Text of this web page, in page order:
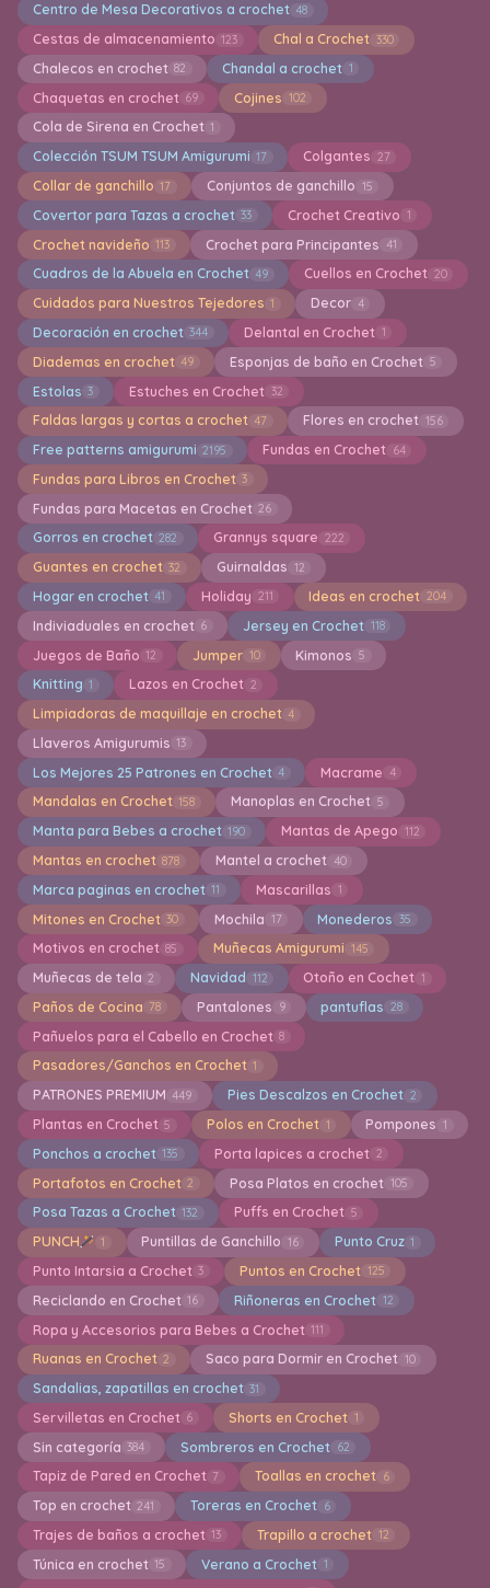
Centro de Mesa Decorativos a crochet 48
Cestas de almacenamiento 123 Chal a Crochet 330
Chalecos en crochet 82 Chandal a crochet 1
Chaquetas en crochet 69 Cojines 102
Cola de Sirena en Crochet 1
Colección TSUM TSUM Amigurumi 17 Colgantes 27
Collar de ganchillo 17 Conjuntos de ganchillo 15
Covertor para Tazas a crochet 33 Crochet Creativo 1
Crochet navideño 113 Crochet para Principantes 41
Cuadros de la Abuela en Crochet 49 Cuellos en Crochet 20
Cuidados para Nuestros Tejedores 1 Decor 4
Decoración en crochet 344 Delantal en Crochet 1
Diademas en crochet 49 Esponjas de baño en Crochet 5
Estolas 3 Estuches en Crochet 32
Faldas largas y cortas a crochet 47 Flores en crochet 156
Free patterns amigurumi 2195 Fundas en Crochet 64
Fundas para Libros en Crochet 3
Fundas para Macetas en Crochet 26
Gorros en crochet 282 Grannys square 222
Guantes en crochet 32 Guirnaldas 12
Hogar en crochet 41 Holiday 211 Ideas en crochet 204
Indiviaduales en crochet 6 Jersey en Crochet 118
Juegos de Baño 12 Jumper 10 Kimonos 5
Knitting 1 Lazos en Crochet 2
Limpiadoras de maquillaje en crochet 4
Llaveros Amigurumis 13
Los Mejores 25 Patrones en Crochet 4 Macrame 4
Mandalas en Crochet 158 Manoplas en Crochet 5
Manta para Bebes a crochet 190 Mantas de Apego 112
Mantas en crochet 878 Mantel a crochet 40
Marca paginas en crochet 11 Mascarillas 1
Mitones en Crochet 30 Mochila 17 Monederos 35
Motivos en crochet 85 Muñecas Amigurumi 145
Muñecas de tela 2 Navidad 112 Otoño en Cochet 1
Paños de Cocina 78 Pantalones 9 pantuflas 28
Pañuelos para el Cabello en Crochet 8
Pasadores/Ganchos en Crochet 1
PATRONES PREMIUM 449 Pies Descalzos en Crochet 2
Plantas en Crochet 5 Polos en Crochet 1 Pompones 1
Ponchos a crochet 135 Porta lapices a crochet 2
Portafotos en Crochet 2 Posa Platos en crochet 105
Posa Tazas a Crochet 132 Puffs en Crochet 5
PUNCH 1 Puntillas de Ganchillo 16 Punto Cruz 1
Punto Intarsia a Crochet 3 Puntos en Crochet 125
Reciclando en Crochet 16 Riñoneras en Crochet 12
Ropa y Accesorios para Bebes a Crochet 111
Ruanas en Crochet 2 Saco para Dormir en Crochet 10
Sandalias, zapatillas en crochet 31
Servilletas en Crochet 6 Shorts en Crochet 1
Sin categoría 384 Sombreros en Crochet 62
Tapiz de Pared en Crochet 7 Toallas en crochet 6
Top en crochet 241 Toreras en Crochet 6
Trajes de baños a crochet 13 Trapillo a crochet 12
Túnica en crochet 15 Verano a Crochet 1